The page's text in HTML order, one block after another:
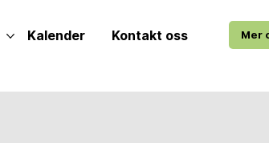
Kalender Kontakt oss Mer